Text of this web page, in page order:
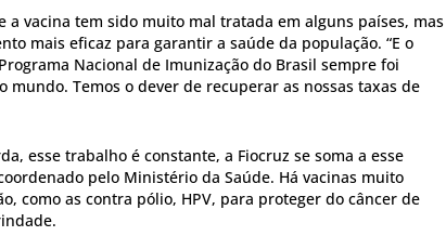
a vacina tem sido muito mal tratada em alguns países, mas
mais eficaz para garantir a saúde da população. “E o
Nacional de Imunização do Brasil sempre foi
Temos o dever de recuperar as nossas taxas de
esse trabalho é constante, a Fiocruz se soma a esse
pelo Ministério da Saúde. Há vacinas muito
como as contra pólio, HPV, para proteger do câncer de